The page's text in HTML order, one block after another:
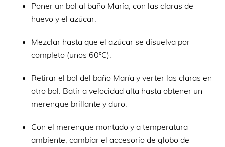
Poner un bol al baño María, con las claras de
huevo y el azúcar.
Mezclar hasta que el azúcar se disuelva por
completo (unos 60ºC).
Retirar el bol del baño María y verter las claras en
otro bol. Batir a velocidad alta hasta obtener un
merengue brillante y duro.
Con el merengue montado y a temperatura
ambiente, cambiar el accesorio de globo de